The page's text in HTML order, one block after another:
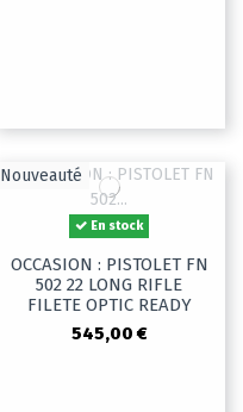
Nouveauté
En stock
OCCASION : PISTOLET FN
502 22 LONG RIFLE
FILETE OPTIC READY
545,00 €